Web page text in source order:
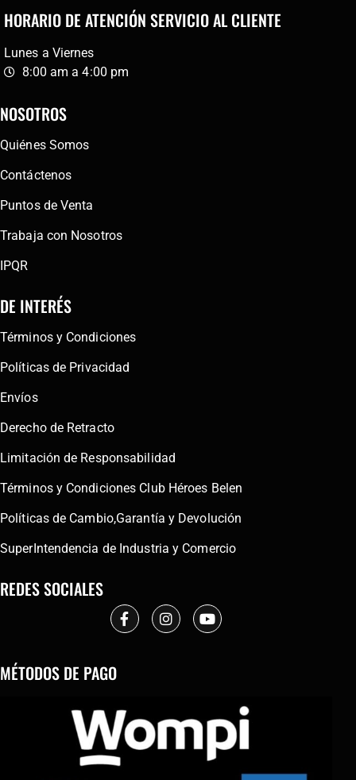
HORARIO DE ATENCIÓN SERVICIO AL CLIENTE
Lunes a Viernes
8:00 am a 4:00 pm
NOSOTROS
Quiénes Somos
Contáctenos
Puntos de Venta
Trabaja con Nosotros
IPQR
DE INTERÉS
Términos y Condiciones
Políticas de Privacidad
Envíos
Derecho de Retracto
Limitación de Responsabilidad
Términos y Condiciones Club Héroes Belen
Políticas de Cambio,Garantía y Devolución
SuperIntendencia de Industria y Comercio
REDES SOCIALES
MÉTODOS DE PAGO